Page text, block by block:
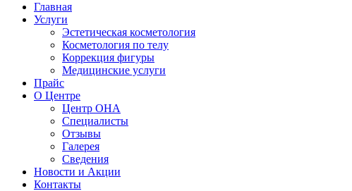
Главная
Услуги
Эстетическая косметология
Косметология по телу
Коррекция фигуры
Медицинские услуги
Прайс
О Центре
Центр ОНА
Специалисты
Отзывы
Галерея
Сведения
Новости и Акции
Контакты